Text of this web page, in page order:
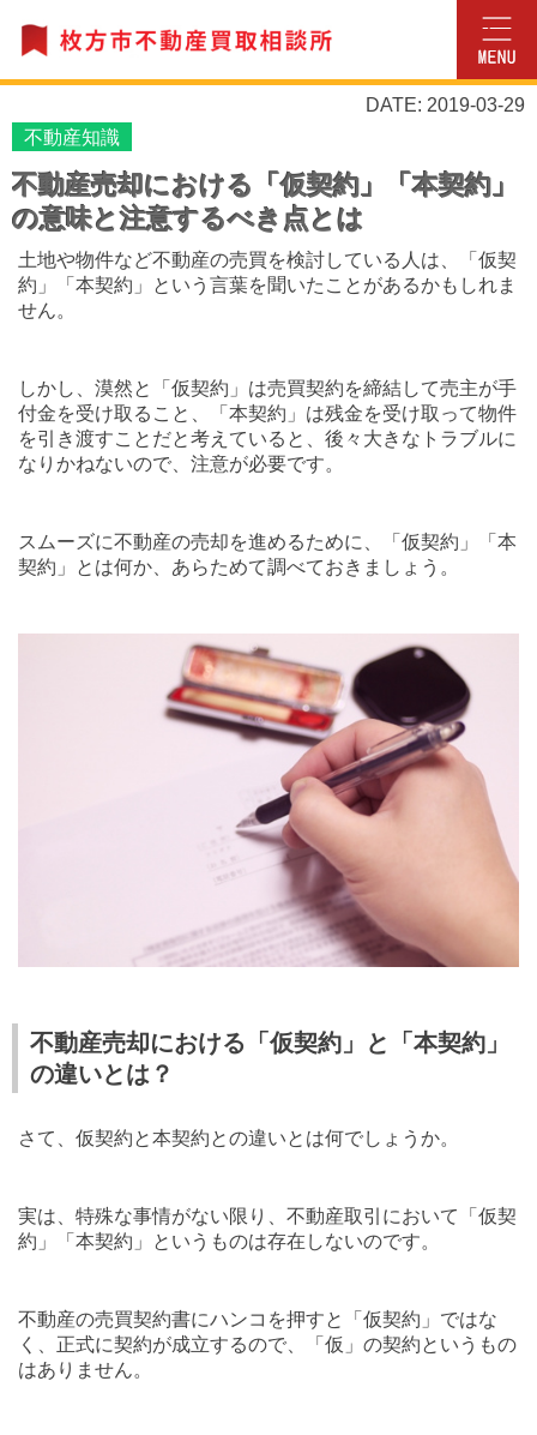
DATE: 2019-03-29
不動産知識
不動産売却における「仮契約」「本契約」
の意味と注意するべき点とは
土地や物件など不動産の売買を検討している人は、「仮契
約」「本契約」という言葉を聞いたことがあるかもしれま
せん。
しかし、漠然と「仮契約」は売買契約を締結して売主が手
付金を受け取ること、「本契約」は残金を受け取って物件
を引き渡すことだと考えていると、後々大きなトラブルに
なりかねないので、注意が必要です。
スムーズに不動産の売却を進めるために、「仮契約」「本
契約」とは何か、あらためて調べておきましょう。
不動産売却における「仮契約」と「本契約」
の違いとは？
さて、仮契約と本契約との違いとは何でしょうか。
実は、特殊な事情がない限り、不動産取引において「仮契
約」「本契約」というものは存在しないのです。
不動産の売買契約書にハンコを押すと「仮契約」ではな
く、正式に契約が成立するので、「仮」の契約というもの
はありません。